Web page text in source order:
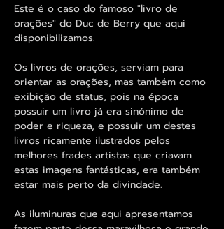
Este é o caso do famoso "livro de
orações" do Duc de Berry que aqui
disponibilizamos.
Os livros de orações, serviam para
orientar as orações, mas também como
exibição de status, pois na época
possuir um livro já era sinónimo de
poder e riqueza, e possuir um destes
livros ricamente ilustrados pelos
melhores frades artistas que criavam
estas imagens fantásticas, era também
estar mais perto da divindade.
As iluminuras que aqui apresentamos